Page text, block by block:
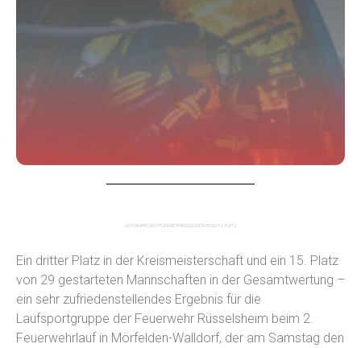
LAUFGRUPPE DER FEUERWEHR RÜSSELSHEIM BELEGT 3. PLATZ
Ein dritter Platz in der Kreismeisterschaft und ein 15. Platz
von 29 gestarteten Mannschaften in der Gesamtwertung –
ein sehr zufriedenstellendes Ergebnis für die
Laufsportgruppe der Feuerwehr Rüsselsheim beim 2.
Feuerwehrlauf in Mörfelden-Walldorf, der am Samstag den